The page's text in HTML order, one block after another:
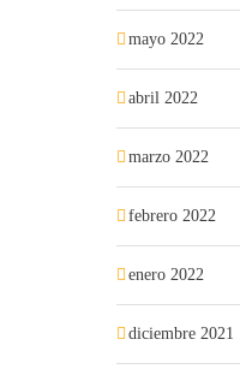
mayo 2022
abril 2022
marzo 2022
febrero 2022
enero 2022
diciembre 2021